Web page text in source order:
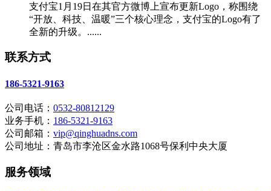
支付宝1月19日在其官方微博上宣布更新Logo，称围绕
“开放、科技、温暖”三个核心理念，支付宝的Logo有了
全新的升级。......
联系方式
186-5321-9163
公司电话： 0532-80812129
业务手机： 186-5321-9163
公司邮箱： vip@qinghuadns.com
公司地址：青岛市李沧区金水路1068号保利中央大厦
服务领域